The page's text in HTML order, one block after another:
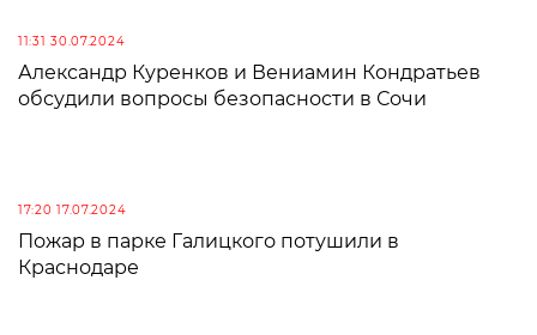
11:31 30.07.2024
Александр Куренков и Вениамин Кондратьев
обсудили вопросы безопасности в Сочи
17:20 17.07.2024
Пожар в парке Галицкого потушили в
Краснодаре